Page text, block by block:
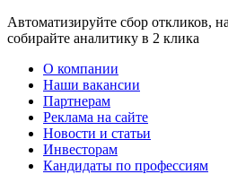
Автоматизируйте сбор откликов,
собирайте аналитику в 2 клика
О компании
Наши вакансии
Партнерам
Реклама на сайте
Новости и статьи
Инвесторам
Кандидаты по профессиям